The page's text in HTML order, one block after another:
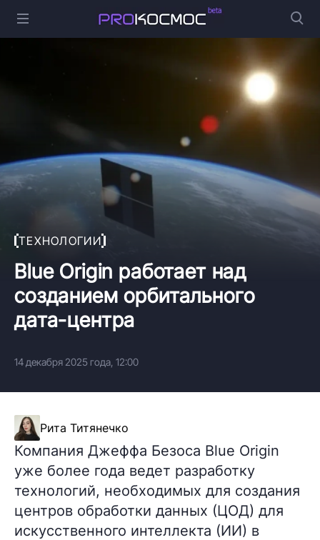
ТЕХНОЛОГИИ
Blue Origin работает над
созданием орбитального
дата-центра
14 декабря 2025 года, 12:00
Рита Титянечко
Компания Джеффа Безоса Blue Origin
уже более года ведет разработку
технологий, необходимых для создания
центров обработки данных (ЦОД) для
искусственного интеллекта (ИИ) в